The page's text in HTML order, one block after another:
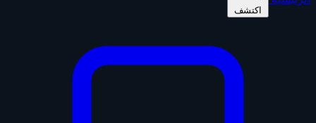
اكتشف